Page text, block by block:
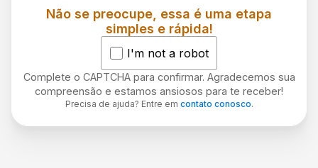
Não se preocupe, essa é uma etapa
simples e rápida!
I'm not a robot
Complete o CAPTCHA para confirmar. Agradecemos sua
compreensão e estamos ansiosos para te receber!
Precisa de ajuda? Entre em contato conosco.